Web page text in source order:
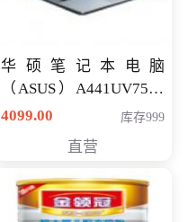
华硕笔记本电脑
（ASUS）A441UV7500
顽石（7代i7-7500U 4G
4099.00 库存999
直营